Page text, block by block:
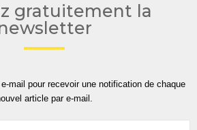
gratuitement la
mail pour recevoir une notification de chaque
article par e-mail.